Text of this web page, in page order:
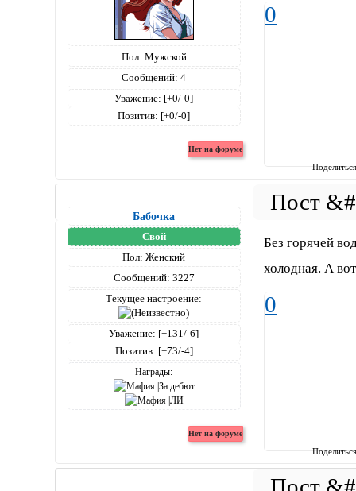
Пол: Мужской
Сообщений: 4
Уважение: [+0/-0]
Позитив: [+0/-0]
0
Бабочка
Свой
Пол: Женский
Сообщений: 3227
Текущее настроение:
Уважение: [+131/-6]
Позитив: [+73/-4]
Награды:
Без горячей
холодная. А
0